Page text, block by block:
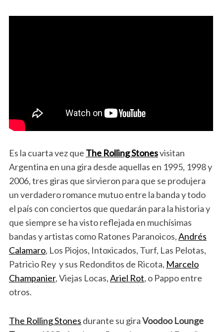
Es la cuarta vez que The Rolling Stonesvisitan
Argentina en una gira desde aquellas en 1995, 1998 y
2006, tres giras que sirvieron para que se produjera
un verdadero romance mutuo entre la banda y todo
el país con conciertos que quedarán para la historia y
que siempre se ha visto reflejada en muchísimas
bandas y artistas como Ratones Paranoicos,Andrés
Calamaro, Los Piojos, Intoxicados, Turf, Las Pelotas,
Patricio Rey y sus Redonditos de Ricota, Marcelo
Champanier, Viejas Locas,Ariel Rot, o Pappo entre
otros.
The Rolling Stones durante su giraVoodoo Lounge